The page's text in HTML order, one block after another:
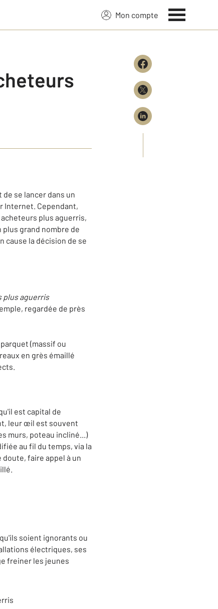
Mon compte
se lancer dans un
Internet. Cependant,
plus aguerris,
grand nombre de
cause la décision de se
plus aguerris
regardée de près
(massif ou
en grès émaillé
est capital de
leur œil est souvent
murs, poteau incliné...)
au fil du temps, via la
faire appel à un
soient ignorants ou
électriques, ses
freiner les jeunes